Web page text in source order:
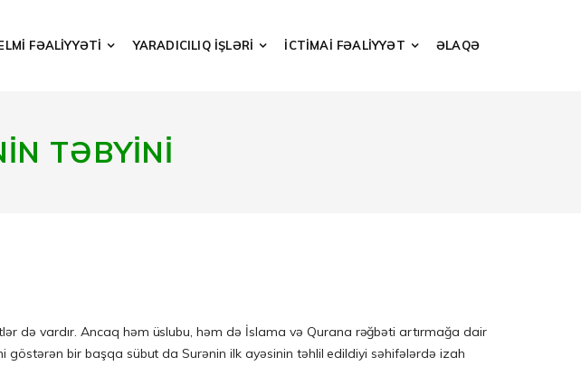
FƏALİYYƏTİ YARADICILIQ İŞLƏRİ İCTİMAİ FƏALİYYƏT ƏLAQƏ
TƏBYİNİ
də vardır. Ancaq həm üslubu, həm də İslama və Qurana rəğbəti artırmağa dair
göstərən bir başqa sübut da Surənin ilk ayəsinin təhlil edildiyi səhifələrdə izah